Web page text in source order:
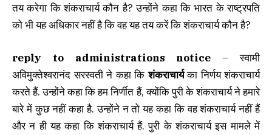
तय करेगा कि शंकराचार्य कौन है? उन्होंने कहा कि भारत के राष्ट्रपति
को भी यह अधिकार नहीं है कि वह यह तय करें कि शंकराचार्य कौन है?
reply to administrations notice – स्वामी
अविमुक्तेश्वरानंद सरस्वती ने कहा किशंकराचार्यका निर्णय शंकराचार्य
करते हैं. उन्होंने कहा कि हम निर्णीत हैं, क्योंकि पुरी के शंकराचार्य ने हमारे
बारे में कुछ नहीं कहा है. उन्होंने न तो यह कहा कि वह शंकराचार्य नहीं हैं
और न ही यह कहा कि शंकराचार्य हैं. पुरी के शंकराचार्य इस मामले में